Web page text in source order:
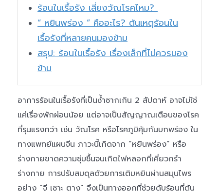
ร้อนในเรื้อรัง เสี่ยงวัณโรคไหม?
“ หยินพร่อง ” คืออะไร? ต้นเหตุร้อนใน
เรื้อรังที่หลายคนมองข้าม
สรุป: ร้อนในเรื้อรัง เรื่องเล็กที่ไม่ควรมอง
ข้าม
อาการร้อนในเรื้อรังที่เป็นซ้ำซากเกิน 2 สัปดาห์ อาจไม่ใช่
แค่เรื่องพักผ่อนน้อย แต่อาจเป็นสัญญาณเตือนของโรค
ที่รุนแรงกว่า เช่น วัณโรค หรือโรคภูมิคุ้มกันบกพร่อง ใน
ทางแพทย์แผนจีน ภาวะนี้เกิดจาก “หยินพร่อง” หรือ
ร่างกายขาดความชุ่มชื้นจนเกิดไฟหลอกที่เคี่ยวกรำ
ร่างกาย การปรับสมดุลด้วยการเติมหยินผ่านสมุนไพร
อย่าง “จี เซาะ ตาง” จึงเป็นทางออกที่ช่วยดับร้อนที่ต้น